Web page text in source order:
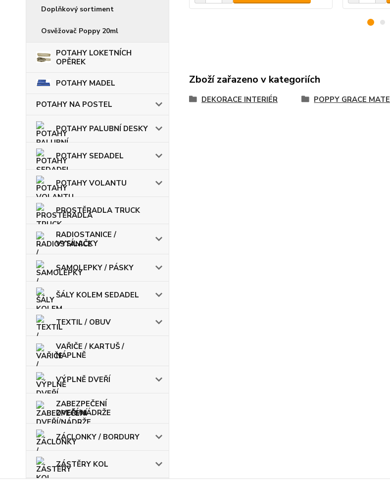
Doplňkový sortiment
Osvěžovač Poppy 20ml
POTAHY LOKETNÍCH
OPĚREK
POTAHY MADEL
POTAHY NA POSTEL
POTAHY PALUBNÍ DESKY
POTAHY SEDADEL
POTAHY VOLANTU
PROSTĚRADLA TRUCK
RADIOSTANICE /
VYSÍLAČKY
SAMOLEPKY / PÁSKY
ŠÁLY KOLEM SEDADEL
TEXTIL / OBUV
VAŘIČE / KARTUŠ /
NÁPLNĚ
VÝPLNĚ DVEŘÍ
ZABEZPEČENÍ
DVEŘÍ/NÁDRŽE
ZÁCLONKY / BORDURY
ZÁSTĚRY KOL
Zboží zařazeno v kategoriích
DEKORACE INTERIÉR POPPY GRACE MATE